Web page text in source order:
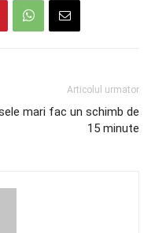
Articolul urmator
mari fac un schimb de
15 minute